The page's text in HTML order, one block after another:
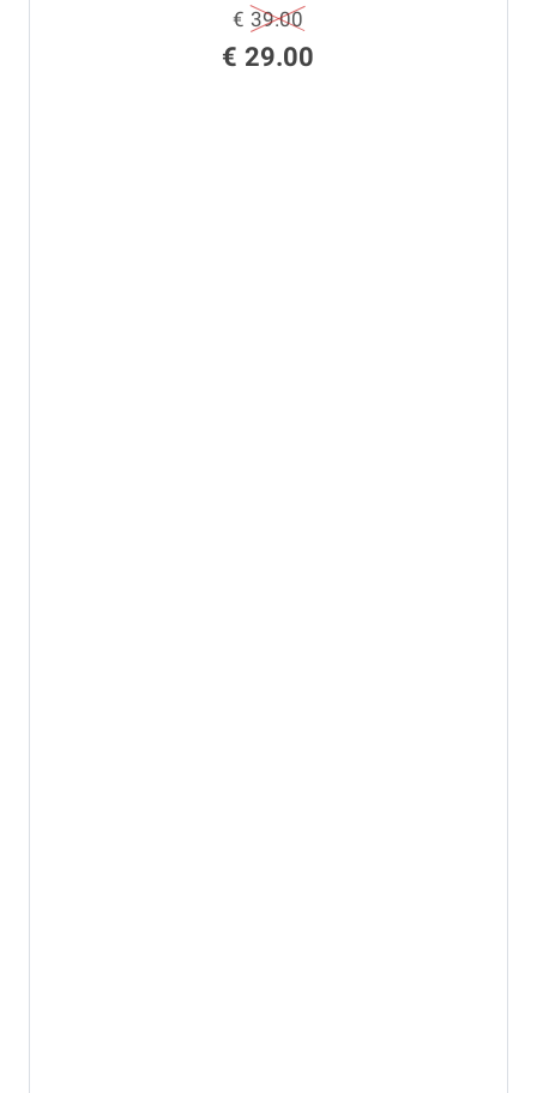
€ 39.00
€ 29.00